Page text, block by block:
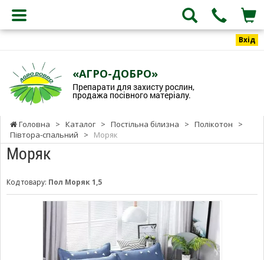
Вхід
«АГРО-ДОБРО»
Препарати для захисту рослин,
продажа посівного матеріалу.
Головна > Каталог > Постільна білизна > Полікотон
>
Півтора-спальний
> Моряк
Моряк
Код товару: Пол Моряк 1,5